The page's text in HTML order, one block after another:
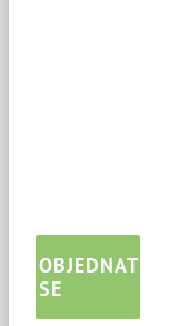
OBJEDNAT
SE